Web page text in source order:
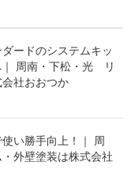
ードのシステムキッ
｜ 周南・下松・光 リ
社おおつか
い勝手向上！｜ 周
外壁塗装は株式会社